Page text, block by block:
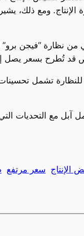
ومع ذلك،
نظارة “فيجن
تشمل
الإنتاج سعر مرتفع